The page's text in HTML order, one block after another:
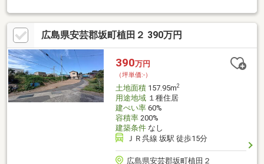
広島県安芸郡坂町植田２ 390万円
390万円
（坪単価:-）
土地面積157.95m2
用途地域１種住居
建ぺい率60%
容積率200%
建築条件なし
ＪＲ呉線 坂駅 徒歩15分
広島県安芸郡坂町植田２